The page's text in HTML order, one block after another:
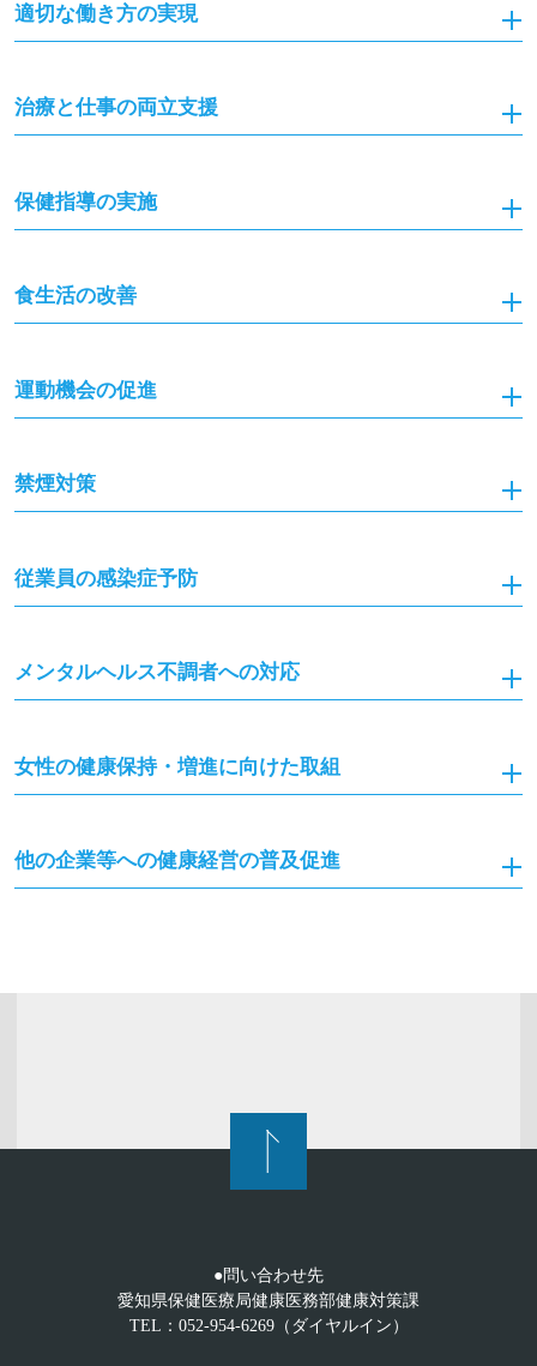
適切な働き方の実現
治療と仕事の両立支援
保健指導の実施
食生活の改善
運動機会の促進
禁煙対策
従業員の感染症予防
メンタルヘルス不調者への対応
女性の健康保持・増進に向けた取組
他の企業等への健康経営の普及促進
●問い合わせ先
愛知県保健医療局健康医務部健康対策課
TEL：052-954-6269（ダイヤルイン）